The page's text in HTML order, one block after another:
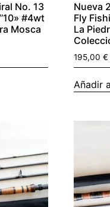
No. 13
#4wt
Mosca
Nueva
Fly
La
195,00€
Añadir